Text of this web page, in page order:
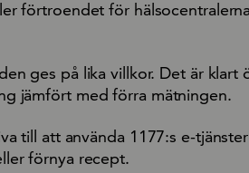
förtroendet för
ges på lika villkor. Det är klart
jämfört med förra mätningen.
till att använda 1177:s e-
förnya recept.